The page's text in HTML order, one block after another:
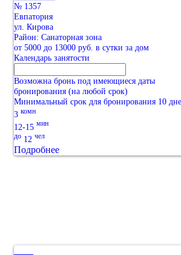
№ 1357
Евпатория
ул. Кирова
Район: Санаторная зона
от 5000 до 13000 руб. в сутки за дом
Календарь занятости
Возможна бронь под имеющиеся даты
бронирования (на любой срок)
Минимальный срок для бронирования 10
3 комн
12-15 мин
до 12 чел
Подробнее